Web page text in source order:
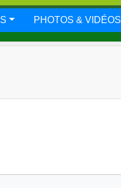
PHOTOS & VIDÉOS